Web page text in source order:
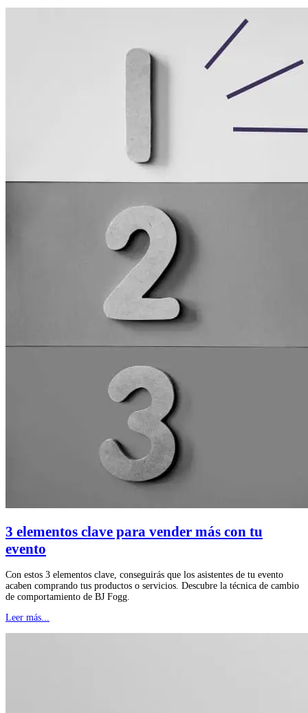
3 elementos clave para vender más con tu
evento
Con estos 3 elementos clave, conseguirás que los asistentes de tu evento
acaben comprando tus productos o servicios. Descubre la técnica de cambio
de comportamiento de BJ Fogg.
Leer más...